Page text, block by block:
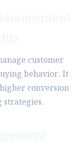
customer
behavior. It
conversion
strategies.